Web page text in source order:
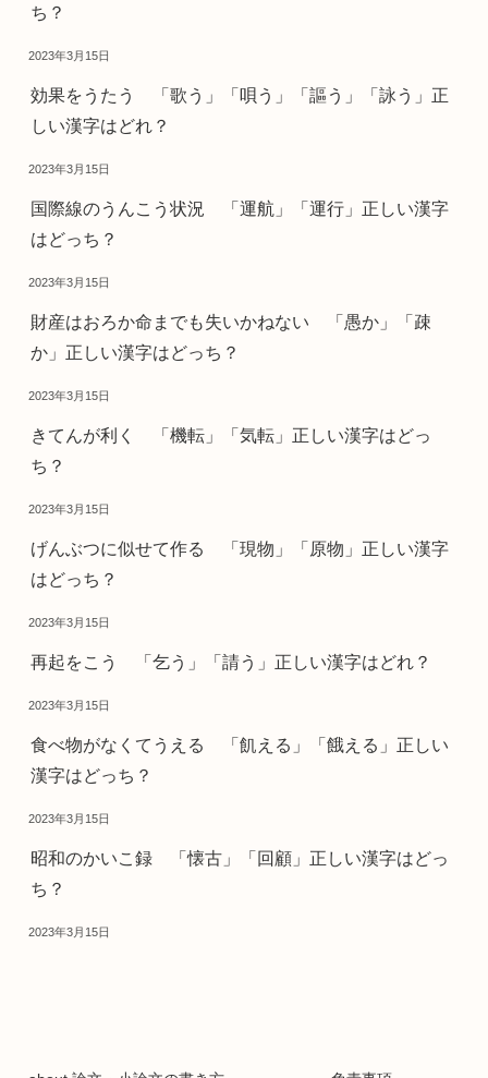
ち？
2023年3月15日
効果をうたう 「歌う」「唄う」「謳う」「詠う」正
しい漢字はどれ？
2023年3月15日
国際線のうんこう状況 「運航」「運行」正しい漢字
はどっち？
2023年3月15日
財産はおろか命までも失いかねない 「愚か」「疎
か」正しい漢字はどっち？
2023年3月15日
きてんが利く 「機転」「気転」正しい漢字はどっ
ち？
2023年3月15日
げんぶつに似せて作る 「現物」「原物」正しい漢字
はどっち？
2023年3月15日
再起をこう 「乞う」「請う」正しい漢字はどれ？
2023年3月15日
食べ物がなくてうえる 「飢える」「餓える」正しい
漢字はどっち？
2023年3月15日
昭和のかいこ録 「懐古」「回顧」正しい漢字はどっ
ち？
2023年3月15日